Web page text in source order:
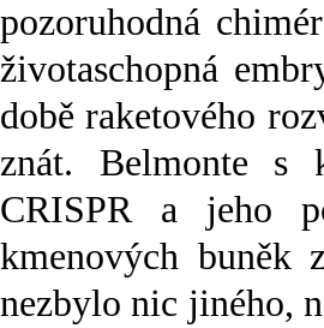
pozoruhodná
životaschopná
době raketového
znát. Belmonte s
CRISPR a jeho
kmenových buněk
nezbylo nic jiného,